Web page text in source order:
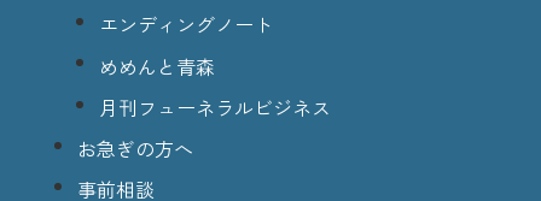
エンディングノート
めめんと青森
月刊フューネラルビジネス
お急ぎの方へ
事前相談